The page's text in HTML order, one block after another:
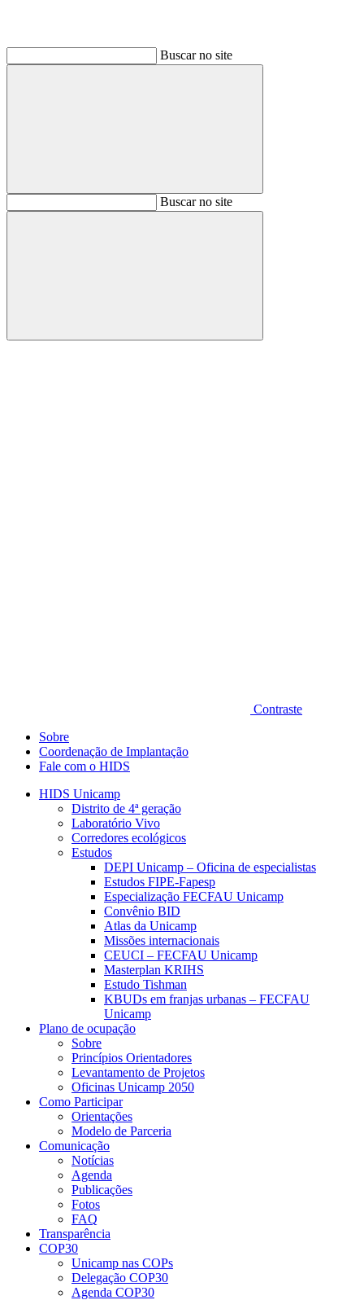
Buscar no site
BuscarBuscar no site
Buscar
Contraste
Sobre
Coordenação de Implantação
Fale com o HIDS
HIDS Unicamp
Distrito de 4ª geração
Laboratório Vivo
Corredores ecológicos
Estudos
DEPI Unicamp – Oficina de especialistas
Estudos FIPE-Fapesp
Especialização FECFAU Unicamp
Convênio BID
Atlas da Unicamp
Missões internacionais
CEUCI – FECFAU Unicamp
Masterplan KRIHS
Estudo Tishman
KBUDs em franjas urbanas – FECFAU
Unicamp
Plano de ocupação
Sobre
Princípios Orientadores
Levantamento de Projetos
Oficinas Unicamp 2050
Como Participar
Orientações
Modelo de Parceria
Comunicação
Notícias
Agenda
Publicações
Fotos
FAQ
Transparência
COP30
Unicamp nas COPs
Delegação COP30
Agenda COP30